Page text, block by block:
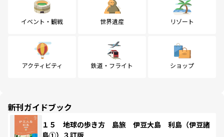
イベント・観戦 世界遺産 リゾート
アクティビティ 鉄道・フライト ショップ
新刊ガイドブック
１５ 地球の歩き方 島旅 伊豆大島 利島（伊豆諸
島①）３訂版